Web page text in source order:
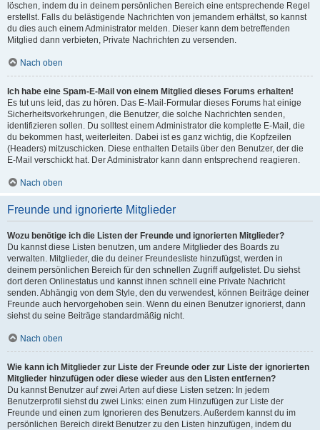
löschen, indem du in deinem persönlichen Bereich eine entsprechende Regel
erstellst. Falls du belästigende Nachrichten von jemandem erhältst, so kannst
du dies auch einem Administrator melden. Dieser kann dem betreffenden
Mitglied dann verbieten, Private Nachrichten zu versenden.
Nach oben
Ich habe eine Spam-E-Mail von einem Mitglied dieses Forums erhalten!
Es tut uns leid, das zu hören. Das E-Mail-Formular dieses Forums hat einige
Sicherheitsvorkehrungen, die Benutzer, die solche Nachrichten senden,
identifizieren sollen. Du solltest einem Administrator die komplette E-Mail, die
du bekommen hast, weiterleiten. Dabei ist es ganz wichtig, die Kopfzeilen
(Headers) mitzuschicken. Diese enthalten Details über den Benutzer, der die
E-Mail verschickt hat. Der Administrator kann dann entsprechend reagieren.
Nach oben
Freunde und ignorierte Mitglieder
Wozu benötige ich die Listen der Freunde und ignorierten Mitglieder?
Du kannst diese Listen benutzen, um andere Mitglieder des Boards zu
verwalten. Mitglieder, die du deiner Freundesliste hinzufügst, werden in
deinem persönlichen Bereich für den schnellen Zugriff aufgelistet. Du siehst
dort deren Onlinestatus und kannst ihnen schnell eine Private Nachricht
senden. Abhängig von dem Style, den du verwendest, können Beiträge deiner
Freunde auch hervorgehoben sein. Wenn du einen Benutzer ignorierst, dann
siehst du seine Beiträge standardmäßig nicht.
Nach oben
Wie kann ich Mitglieder zur Liste der Freunde oder zur Liste der ignorierten
Mitglieder hinzufügen oder diese wieder aus den Listen entfernen?
Du kannst Benutzer auf zwei Arten auf diese Listen setzen: In jedem
Benutzerprofil siehst du zwei Links: einen zum Hinzufügen zur Liste der
Freunde und einen zum Ignorieren des Benutzers. Außerdem kannst du im
persönlichen Bereich direkt Benutzer zu den Listen hinzufügen, indem du